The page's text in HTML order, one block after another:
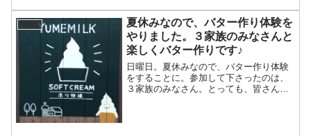
NEWS
夏休みなので、バター作り体験を
やりました。３家族のみなさんと
楽しくバター作りです♪
日曜日。夏休みなので、バター作り体験
をすることに。参加して下さったのは、
３家族のみなさん。とっても、皆さん温